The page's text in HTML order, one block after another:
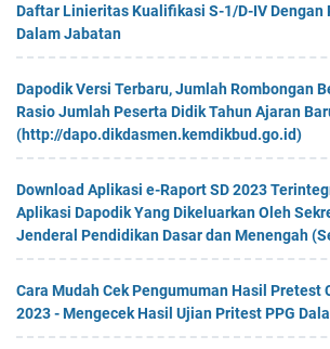
Daftar Linieritas Kualifikasi S-1/D-IV Dengan
Dalam Jabatan
Dapodik Versi Terbaru, Jumlah Rombongan
Rasio Jumlah Peserta Didik Tahun Ajaran
(http://dapo.dikdasmen.kemdikbud.go.id)
Download Aplikasi e-Raport SD 2023
Aplikasi Dapodik Yang Dikeluarkan Oleh
Jenderal Pendidikan Dasar dan Menengah
Cara Mudah Cek Pengumuman Hasil Pretest
2023 - Mengecek Hasil Ujian Pritest PPG